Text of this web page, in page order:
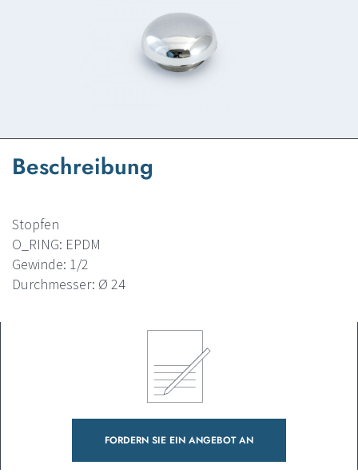
Beschreibung
Stopfen
O_RING: EPDM
Gewinde: 1/2
Durchmesser: Ø 24
FORDERN SIE EIN ANGEBOT AN